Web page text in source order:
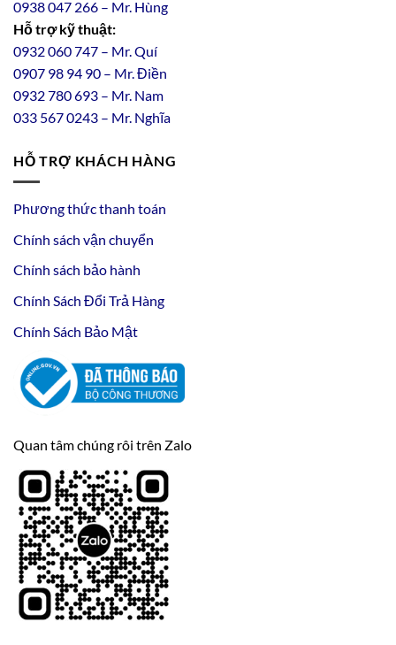
0938 047 266 – Mr. Hùng
Hỗ trợ kỹ thuật:
0932 060 747 – Mr. Quí
0907 98 94 90 – Mr. Điền
0932780693 – Mr. Nam
033 567 0243 – Mr. Nghĩa
HỖ TRỢ KHÁCH HÀNG
Phương thức thanh toán
Chính sách vận chuyển
Chính sách bảo hành
Chính Sách Đổi Trả Hàng
Chính Sách Bảo Mật
Quan tâm chúng rôi trên Zalo